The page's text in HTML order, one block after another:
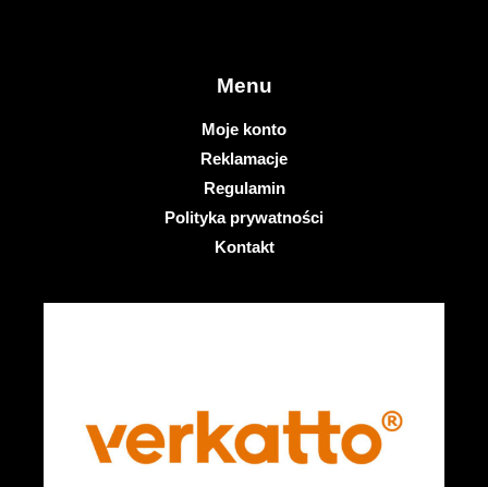
Menu
Moje konto
Reklamacje
Regulamin
Polityka prywatności
Kontakt